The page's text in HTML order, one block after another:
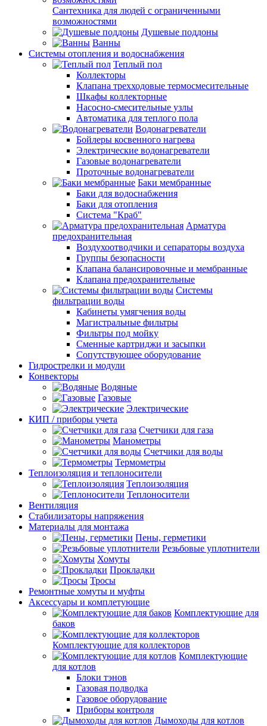
Сантехника для людей с ограниченными
возможностями
Душевые поддоны
Ванны
Системы отопления и водоснабжения
Теплый пол
Коллекторы
Клапана трехходовые термосмесительные
Шкафы коллекторные
Насосно-смесительные узлы
Автоматика для теплого пола
Водонагреватели
Бойлеры косвенного нагрева
Электрические водонагреватели
Газовые водонагреватели
Проточные водонагреватели
Баки мембранные
Баки для водоснабжения
Баки для отопления
Система "Краб"
Арматура
предохранительная
Воздухоотводчики и сепараторы воздуха
Группы безопасности
Клапана балансировочные и мембранные
Клапана предохранительные
Системы
фильтрации воды
Кабинеты умягчения воды
Магистральные фильтры
Фильтры под мойку
Сменные картриджи и засыпки
Сопутствующее оборудование
Гидрострелки и модули
Конвекторы
Водяные
Газовые
Электрические
КИП / приборы учета
Счетчики для газа
Манометры
Счетчики для воды
Термометры
Теплоизоляция и теплоносители
Теплоизоляция
Теплоносители
Вентиляция
Стабилизаторы напряжения
Материалы для монтажа
Пены, герметики
Резьбовые уплотнители
Хомуты
Прокладки
Тросы
Ремонтные хомуты и муфты
Аксессуары и комплетующие
Комплектующие для
баков
Комплектующие для коллекторов
Комплектующие
для котлов
Блоки тэнов
Газовая подводка
Газовое оборудование
Приборы контроля
Дымоходы для котлов